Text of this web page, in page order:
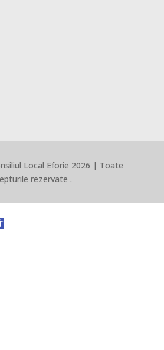
Local Eforie 2026 | Toate
rezervate .